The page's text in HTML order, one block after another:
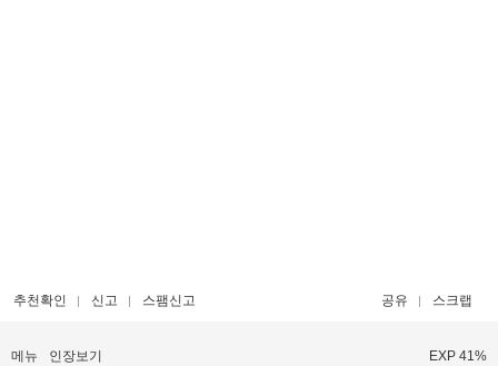
추천확인 신고 스팸신고 공유 스크랩
메뉴 인장보기 EXP 41%